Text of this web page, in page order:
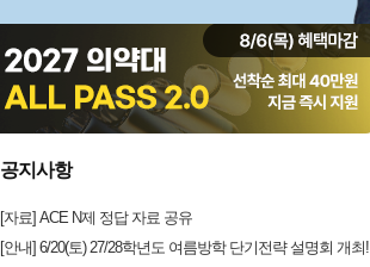
공지사항
[자료] ACE N제 정답 자료 공유
[안내] 6/20(토) 27/28학년도 여름방학 단기전략 설명회 개최!